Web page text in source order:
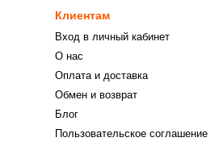
Клиентам
Вход в личный кабинет
О нас
Оплата и доставка
Обмен и возврат
Блог
Пользовательское соглашение